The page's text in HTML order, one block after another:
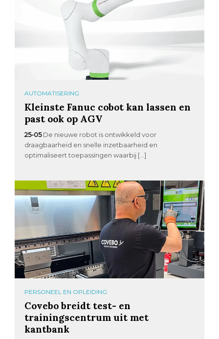
AUTOMATISERING
Kleinste Fanuc cobot kan lassen en
past ook op AGV
25-05 De nieuwe robot is ontwikkeld voor
draagbaarheid en snelle inzetbaarheid en
optimaliseert toepassingen waarbij […]
PERSONEEL EN OPLEIDING
Covebo breidt test- en
trainingscentrum uit met
kantbank